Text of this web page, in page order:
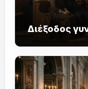
Διέξοδος